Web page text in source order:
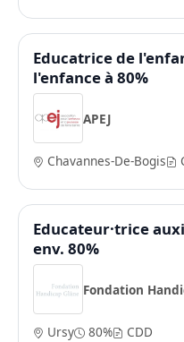
Educatrice de
l'enfance à 80%
APEJ
Chavannes-De-Bogis
Educateur·trice
env. 80%
Fondation
Ursy 80% CDD